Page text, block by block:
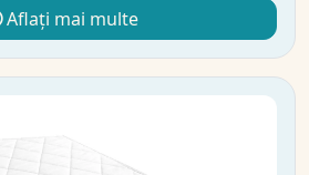
Aflați mai multe